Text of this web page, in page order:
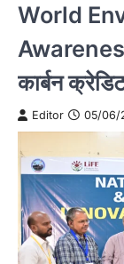
World
कार्बन
Editor 05/06/